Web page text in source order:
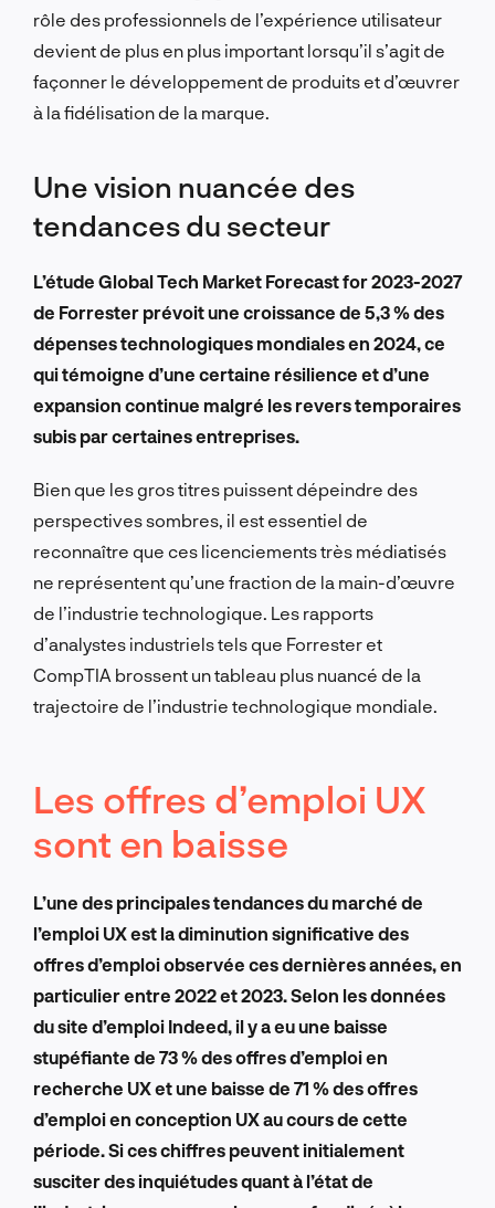
rôle des professionnels de l’expérience utilisateur
devient de plus en plus important lorsqu’il s’agit de
façonner le développement de produits et d’œuvrer
à la fidélisation de la marque.
Une vision nuancée des
tendances du secteur
L’étude Global Tech Market Forecast for 2023-2027
de Forrester prévoit une croissance de 5,3 % des
dépenses technologiques mondiales en 2024, ce
qui témoigne d’une certaine résilience et d’une
expansion continue malgré les revers temporaires
subis par certaines entreprises.
Bien que les gros titres puissent dépeindre des
perspectives sombres, il est essentiel de
reconnaître que ces licenciements très médiatisés
ne représentent qu’une fraction de la main-d’œuvre
de l’industrie technologique. Les rapports
d’analystes industriels tels que Forrester et
CompTIA brossent un tableau plus nuancé de la
trajectoire de l’industrie technologique mondiale.
Les offres d’emploi UX
sont en baisse
L’une des principales tendances du marché de
l’emploi UX est la diminution significative des
offres d’emploi observée ces dernières années, en
particulier entre 2022 et 2023. Selon les données
du site d’emploi Indeed, il y a eu une baisse
stupéfiante de 73 % des offres d’emploi en
recherche UX et une baisse de 71 % des offres
d’emploi en conception UX au cours de cette
période. Si ces chiffres peuvent initialement
susciter des inquiétudes quant à l’état de